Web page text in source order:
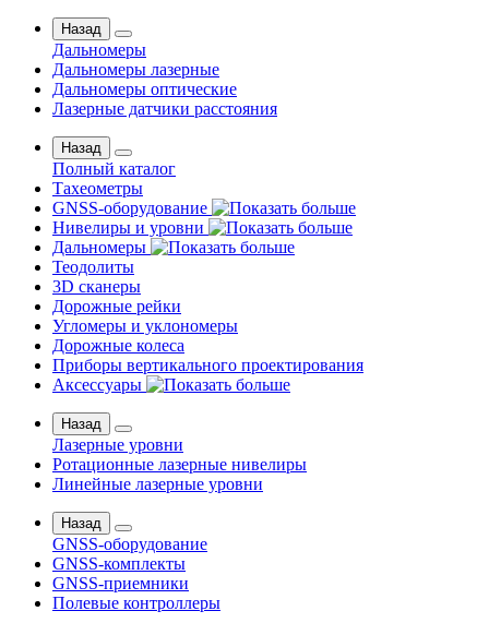
Назад
Дальномеры
Дальномеры лазерные
Дальномеры оптические
Лазерные датчики расстояния
Назад
Полный каталог
Тахеометры
GNSS-оборудование
Нивелиры и уровни
Дальномеры
Теодолиты
3D сканеры
Дорожные рейки
Угломеры и уклономеры
Дорожные колеса
Приборы вертикального проектирования
Аксессуары
Назад
Лазерные уровни
Ротационные лазерные нивелиры
Линейные лазерные уровни
Назад
GNSS-оборудование
GNSS-комплекты
GNSS-приемники
Полевые контроллеры